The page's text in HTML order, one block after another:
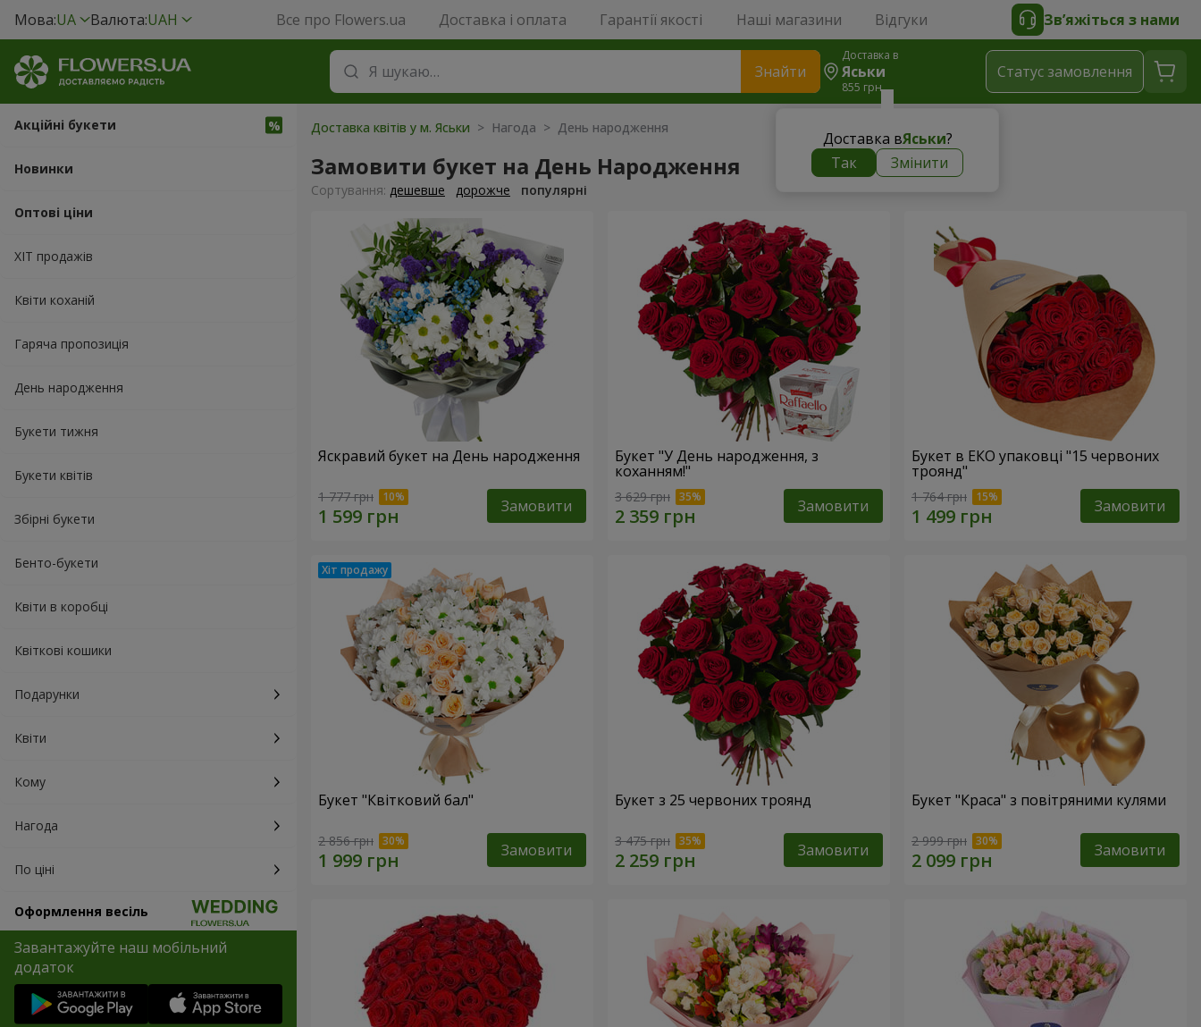
Мова:UA Валюта:UAH Все про Flowers.ua Доставка і оплата Гарантії якості Наші магазини Відгуки Зв’яжіться з нами
Знайти
Доставка в
Яськи
855 грн
Доставка вЯськи?
Так
Змінити
Статус замовлення
Акційні букети
Новинки
Оптові ціни
ХІТ продажів
Квіти коханій
Гаряча пропозиція
День народження
Букети тижня
Букети квітів
Збірні букети
Бенто-букети
Квіти в коробці
Квіткові кошики
Подарунки
Квіти
Кому
Нагода
По ціні
Оформлення весіль
Завантажуйте наш мобільний
додаток
Доставка квітів у м. Яськи > Нагода > День народження
Замовити букет на День Народження
Сортування: дешевше дорожче популярні
Яскравий букет на День народження
1 777 грн Замовити
Букет "У День народження, з
коханням!"
3 629 грн Замовити
Букет в ЕКО упаковці "15 червоних
троянд"
1 764 грн Замовити
Букет "Квітковий бал"
2 856 грн Замовити
Букет з 25 червоних троянд
3 475 грн Замовити
Букет "Краса" з повітряними кулями
2 999 грн Замовити